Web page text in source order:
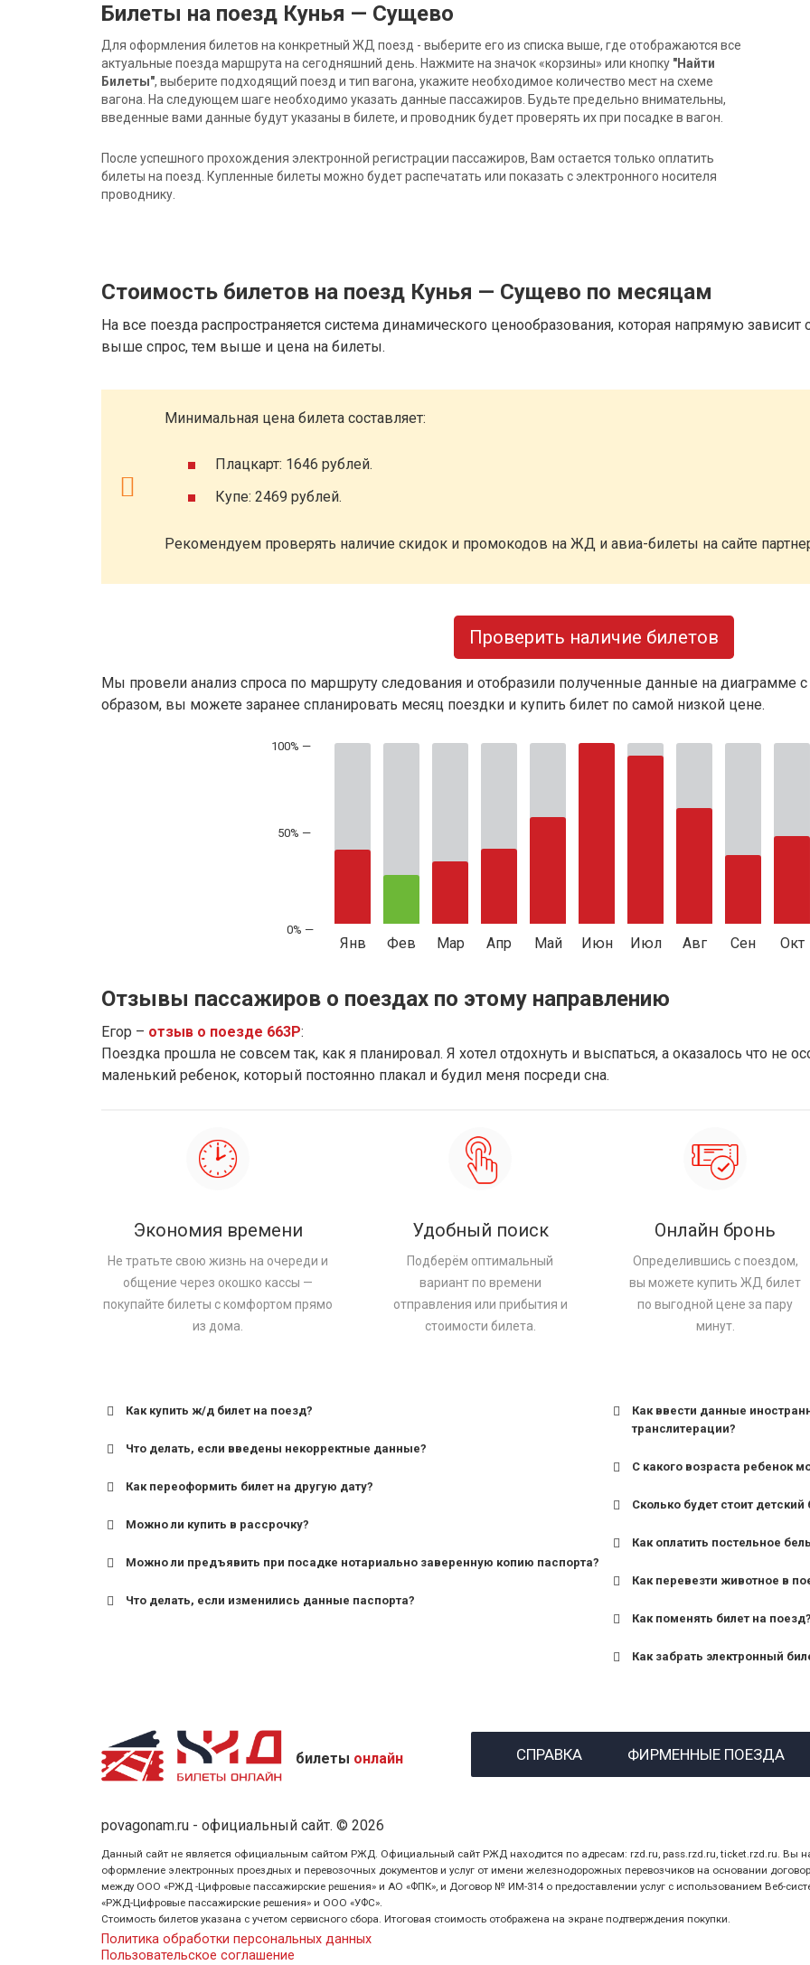
Билеты на поезд Кунья — Сущево
Для оформления билетов на конкретный ЖД поезд - выберите его из списка выше, где отображаются все
актуальные поезда маршрута на сегодняшний день. Нажмите на значок «корзины» или кнопку "Найти
Билеты", выберите подходящий поезд и тип вагона, укажите необходимое количество мест на схеме
вагона. На следующем шаге необходимо указать данные пассажиров. Будьте предельно внимательны,
введенные вами данные будут указаны в билете, и проводник будет проверять их при посадке в вагон.
После успешного прохождения электронной регистрации пассажиров, Вам остается только оплатить
билеты на поезд. Купленные билеты можно будет распечатать или показать с электронного носителя
проводнику.
Стоимость билетов на поезд Кунья — Сущево по месяцам
На все поезда распространяется система динамического ценообразования, которая напрямую
выше спрос, тем выше и цена на билеты.
Минимальная цена билета составляет:
Плацкарт: 1646 рублей.
Купе: 2469 рублей.
Рекомендуем проверять наличие скидок и промокодов на ЖД и авиа-билеты на сайте
Проверить наличие билетов
Мы провели анализ спроса по маршруту следования и отобразили полученные данные на диаграмме
образом, вы можете заранее спланировать месяц поездки и купить билет по самой низкой цене.
50% —
Янв Фев Мар Апр Май Июн Июл Авг Сен Окт
Отзывы пассажиров о поездах по этому направлению
Егор – отзыв о поезде 663Р:
Поездка прошла не совсем так, как я планировал. Я хотел отдохнуть и выспаться, а оказалось что не
маленький ребенок, который постоянно плакал и будил меня посреди сна.
Экономия времени
Не тратьте свою жизнь на очереди и
общение через окошко кассы —
покупайте билеты с комфортом прямо
из дома.
Удобный поиск
Подберём оптимальный
вариант по времени
отправления или прибытия и
стоимости билета.
Онлайн бронь
Определившись с поездом,
вы можете купить ЖД билет
по выгодной цене за пару
минут.
Как купить ж/д билет на поезд?
Что делать, если введены некорректные данные?
Как переоформить билет на другую дату?
Можно ли купить в рассрочку?
Можно ли предъявить при посадке нотариально заверенную копию паспорта?
Что делать, если изменились данные паспорта?
Как ввести данные
транслитерации?
С какого возраста ребенок
для поездов дальнего
Сколько будет стоит детский
Как оплатить постельное
Как перевезти животное в
Как поменять билет на поезд?
Как забрать электронный
назвав кассиру 14-
билеты онлайн СПРАВКА ФИРМЕННЫЕ ПОЕЗДА
povagonam.ru - официальный сайт. © 2026
Данный сайт не является официальным сайтом РЖД. Официальный сайт РЖД находится по адресам: rzd.ru, pass.rzd.ru, ticket.rzd.ru. Вы
оформление электронных проездных и перевозочных документов и услуг от имени железнодорожных перевозчиков на основании
между ООО «РЖД -Цифровые пассажирские решения» и АО «ФПК», и Договор № ИМ-314 о предоставлении услуг с использованием Веб-
«РЖД-Цифровые пассажирские решения» и ООО «УФС».
Стоимость билетов указана с учетом сервисного сбора. Итоговая стоимость отображена на экране подтверждения покупки.
Политика обработки персональных данных
Пользовательское соглашение